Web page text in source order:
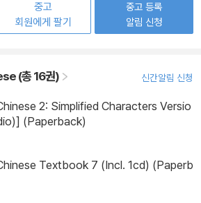
중고
회원에게 팔기
중고 등록
알림 신청
(총 16권) 신간알림 신청
2: Simplified Characters Versio
(Paperback)
Textbook 7 (Incl. 1cd) (Paperb